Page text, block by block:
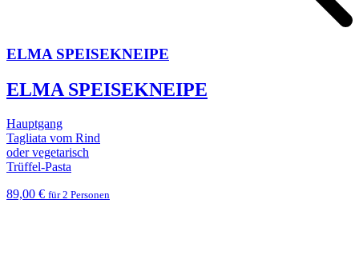
ELMA SPEISEKNEIPE
ELMA SPEISEKNEIPE
Hauptgang
Tagliata vom Rind
oder vegetarisch
Trüffel-Pasta
89,00 € für 2 Personen